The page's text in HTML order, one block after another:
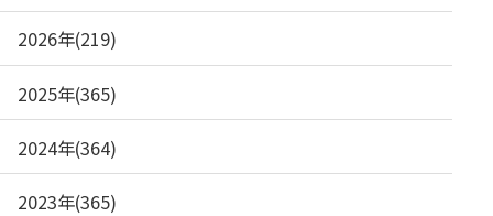
2026年(219)
2025年(365)
2024年(364)
2023年(365)